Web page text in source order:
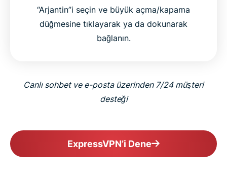
“Arjantin”i seçin ve büyük açma/kapama
düğmesine tıklayarak ya da dokunarak
bağlanın.
Canlı sohbet ve e-posta üzerinden 7/24 müşteri
desteği
ExpressVPN’i Dene